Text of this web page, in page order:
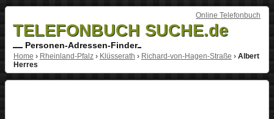
Online Telefonbuch
TELEFONBUCH SUCHE.de
Personen-Adressen-Finder
Home › Rheinland-Pfalz› Klüsserath › Richard-von-Hagen-Straße › Albert
Herres